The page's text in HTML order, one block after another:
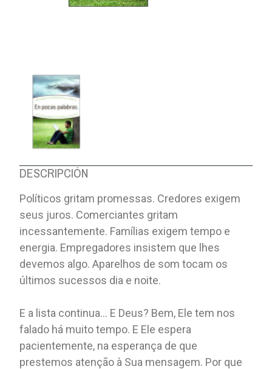
DESCRIPCIÓN
Políticos gritam promessas. Credores exigem
seus juros. Comerciantes gritam
incessantemente. Famílias exigem tempo e
energia. Empregadores insistem que lhes
devemos algo. Aparelhos de som tocam os
últimos sucessos dia e noite.
E a lista continua... E Deus? Bem, Ele tem nos
falado há muito tempo. E Ele espera
pacientemente, na esperança de que
prestemos atenção à Sua mensagem. Por que